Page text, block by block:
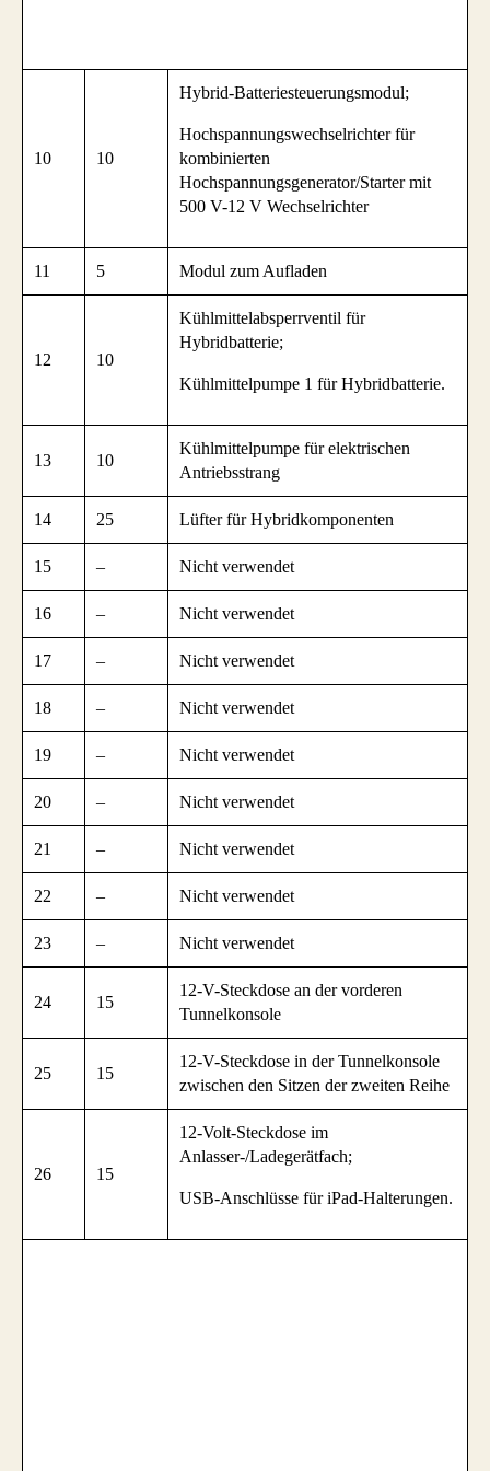
10 10
Hybrid-Batteriesteuerungsmodul;
Hochspannungswechselrichter für
kombinierten
Hochspannungsgenerator/Starter mit
500 V-12 V Wechselrichter
11 5 Modul zum Aufladen
12 10
Kühlmittelabsperrventil für
Hybridbatterie;
Kühlmittelpumpe 1 für Hybridbatterie.
13 10
Kühlmittelpumpe für elektrischen
Antriebsstrang
14 25 Lüfter für Hybridkomponenten
15 – Nicht verwendet
16 – Nicht verwendet
17 – Nicht verwendet
18 – Nicht verwendet
19 – Nicht verwendet
20 – Nicht verwendet
21 – Nicht verwendet
22 – Nicht verwendet
23 – Nicht verwendet
24 15
12-V-Steckdose an der vorderen
Tunnelkonsole
25 15
12-V-Steckdose in der Tunnelkonsole
zwischen den Sitzen der zweiten Reihe
26 15
12-Volt-Steckdose im
Anlasser-/Ladegerätfach;
USB-Anschlüsse für iPad-Halterungen.